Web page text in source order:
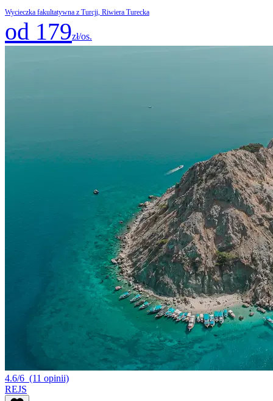
Wycieczka fakultatywna z Turcji, Riwiera Turecka
od 179zł/os.
4.6/6 (11 opinii)
REJS